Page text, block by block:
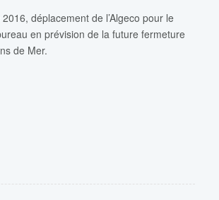
déplacement de l’Algeco pour le
en prévision de la future fermeture
de Mer.